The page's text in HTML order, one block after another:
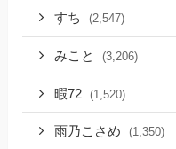
すち (2,547)
みこと (3,206)
暇72 (1,520)
雨乃こさめ (1,350)